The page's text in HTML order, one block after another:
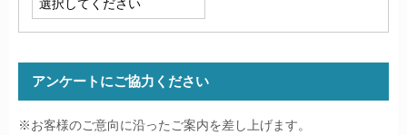
アンケートにご協力ください
※お客様のご意向に沿ったご案内を差し上げます。